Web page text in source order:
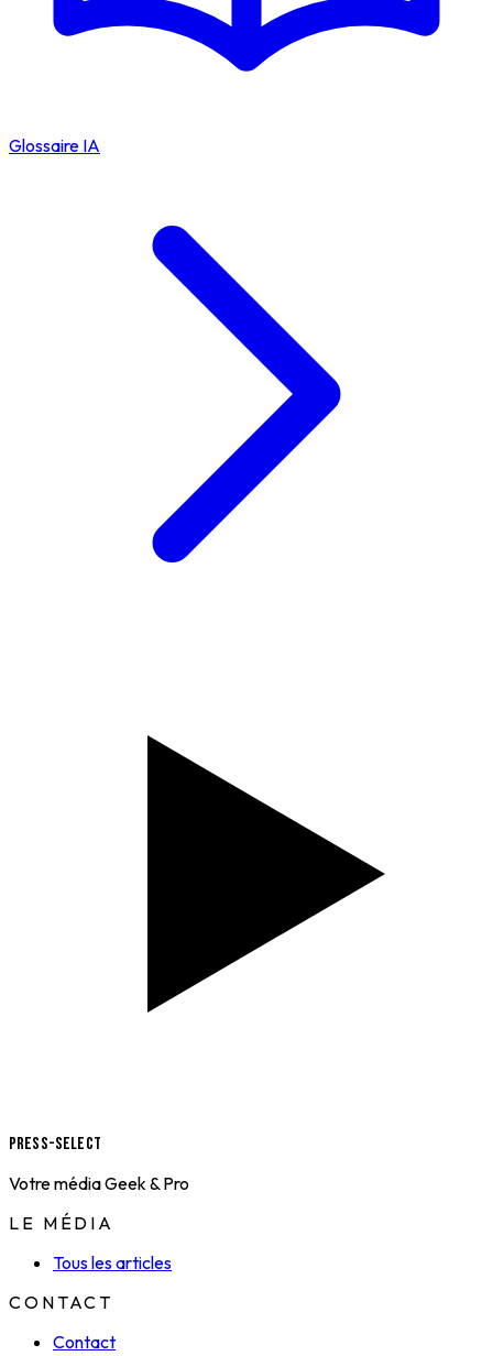
Glossaire IA
Press-Select
Votre média Geek & Pro
LE MÉDIA
Tous les articles
CONTACT
Contact